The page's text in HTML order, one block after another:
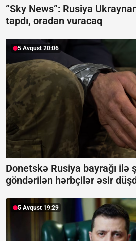
“Sky News”: Rusiya
tapdı, oradan vuracaq
5 Avqust 20:06
Donetskə Rusiya bayrağı ilə
göndərilən hərbçilər əsir
5 Avqust 19:29